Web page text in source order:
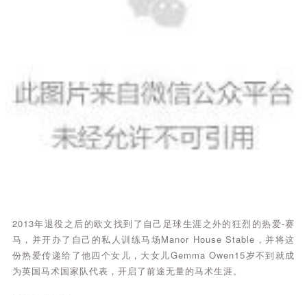
2013年退役之 后的欧文找到 了 自己 足球生涯之外的狂烈 的热爱-赛
马 ， 并开办了 自己 的私 人训练马场Manor House Stable ，并将这
份热爱传递给了他四个女 儿 ， 大女儿Gemma Owen15岁不到就成
为英国马术国家队代表 ， 开启了前途无量的马术生涯。